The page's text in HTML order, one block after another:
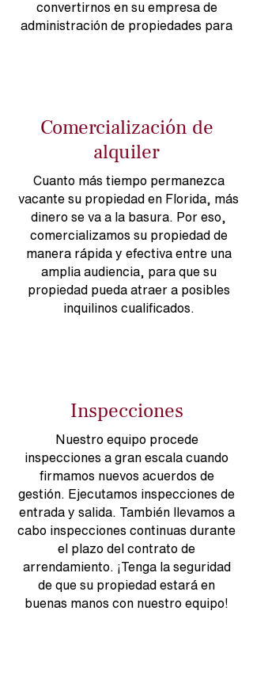
convertirnos en su empresa de
administración de propiedades para
Comercialización de
alquiler
Cuanto más tiempo permanezca
vacante su propiedad en Florida, más
dinero se va a la basura. Por eso,
comercializamos su propiedad de
manera rápida y efectiva entre una
amplia audiencia, para que su
propiedad pueda atraer a posibles
inquilinos cualificados.
Inspecciones
Nuestro equipo procede
inspecciones a gran escala cuando
firmamos nuevos acuerdos de
gestión. Ejecutamos inspecciones de
entrada y salida. También llevamos a
cabo inspecciones continuas durante
el plazo del contrato de
arrendamiento. ¡Tenga la seguridad
de que su propiedad estará en
buenas manos con nuestro equipo!